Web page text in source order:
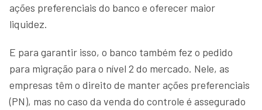
ações preferenciais do banco e oferecer maior
liquidez.
E para garantir isso, o banco também fez o pedido
para migração para o nível 2 do mercado. Nele, as
empresas têm o direito de manter ações preferenciais
(PN), mas no caso da venda do controle é assegurado